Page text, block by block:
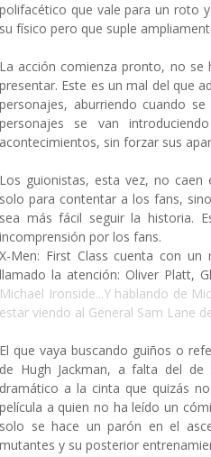
polifacético que vale para un roto
su físico pero que suple
La acción comienza pronto, no se
presentar. Este es un mal del que
personajes, aburriendo cuando
personajes se van
acontecimientos, sin forzar sus
Los guionistas, esta vez, no
solo para contentar a los fans,
sea más fácil seguir la historia.
incomprensión por los fans.
X-Men: First Class cuenta con
llamado la atención: Oliver Platt,
Michael Ironside...Y hablando de
estar viendo al General Sam Lane
El que vaya buscando guiños o
de Hugh Jackman, a falta del
dramático a la cinta que quizás
película a quien no ha leído un
solo se hace un parón en el
mutantes y su posterior